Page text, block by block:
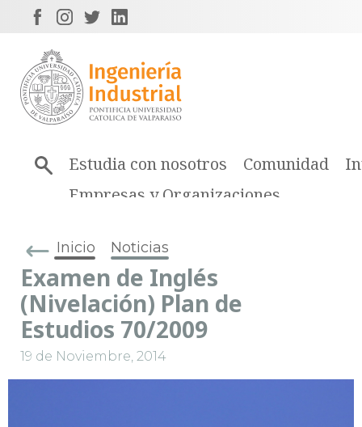
Estudia con nosotros Comunidad
Empresas y Organizaciones
Inicio Noticias
Examen de Inglés
(Nivelación) Plan de
Estudios 70/2009
19 de Noviembre, 2014